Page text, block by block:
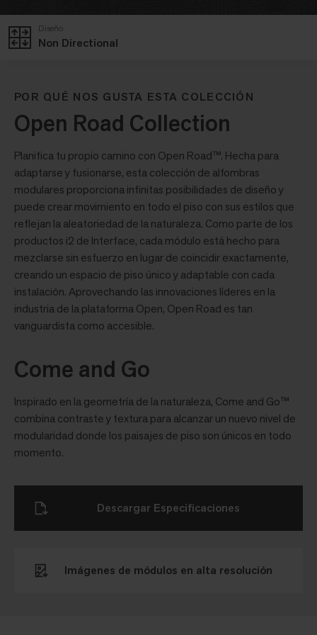
Non Directional
Diseño
POR QUÉ NOS GUSTA ESTA COLECCIÓN
Open Road Collection
Planifica tu propio camino con Open Road™. Hecha para
adaptarse y fusionarse, esta colección de alfombras
modulares proporciona infinitas posibilidades de diseño y
puede crear movimiento en todo el piso con sus estilos que
reflejan la aleatoriedad de la naturaleza. Como parte de los
productos i2 de Interface, cada módulo está hecho para
mezclarse sin esfuerzo en lugar de coincidir exactamente,
creando un espacio de piso único y adaptable con cada
instalación. Aprovechando las innovaciones líderes en la
industria de la plataforma Open, Open Road es tan
vanguardista como accesible.
Come and Go
Inspirado en la geometría de la naturaleza, Come and Go™
combina contraste y textura para alcanzar un nuevo nivel de
modularidad donde los paisajes de piso son únicos en todo
momento.
Imágenes de módulos en alta resolución
Descargar Especificaciones